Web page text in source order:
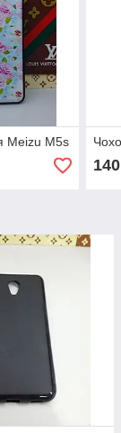
Meizu M5s
140